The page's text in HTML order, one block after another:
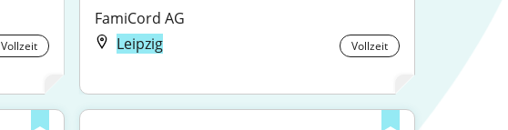
Vollzeit
FamiCord AG
Leipzig
Vollzeit